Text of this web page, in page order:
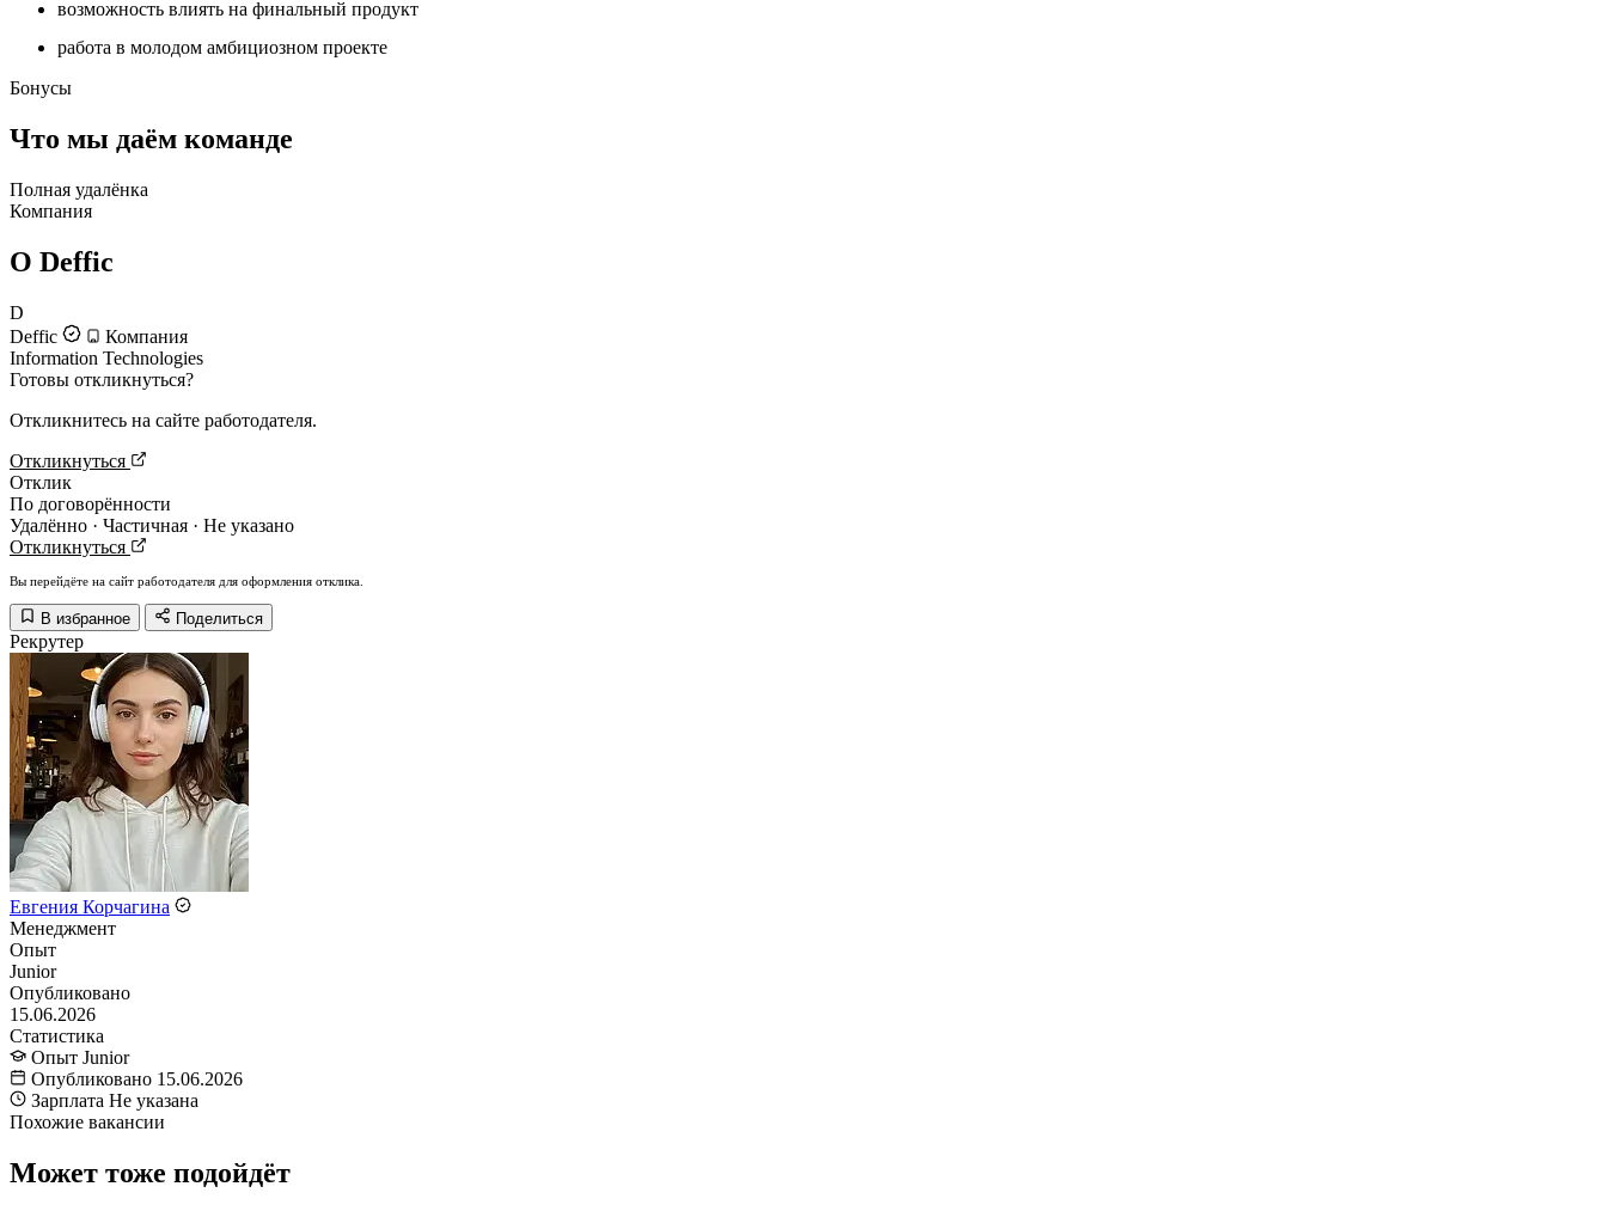
возможность влиять на финальный продукт
работа в молодом амбициозном проекте
Бонусы
Что мы даём команде
Полная удалёнка
Компания
О Deffic
D
Deffic
Компания
Information Technologies
Готовы откликнуться?
Откликнитесь на сайте работодателя.
Откликнуться
Отклик
По договорённости
Удалённо · Частичная · Не указано
Откликнуться
Вы перейдёте на сайт работодателя для оформления отклика.
В избранное Поделиться
Рекрутер
Евгения Корчагина
Менеджмент
Опыт
Junior
Опубликовано
15.06.2026
Статистика
Опыт Junior
Опубликовано 15.06.2026
Зарплата Не указана
Похожие вакансии
Может тоже подойдёт